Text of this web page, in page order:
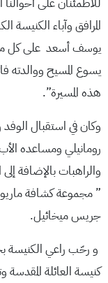
المرافق وآباء الكنيسة
يوسف أسعد على كل ما
يسوع المسيح ووالدته
هذه المسيرة”.
وكان في استقبال الوفد
رومانيلي ومساعده
والراهبات بالإضافة
” مجموعة كشافة
جريس ميخائيل.
و رحّب راعي الكنيسة
كنيسة العائلة المقدسة